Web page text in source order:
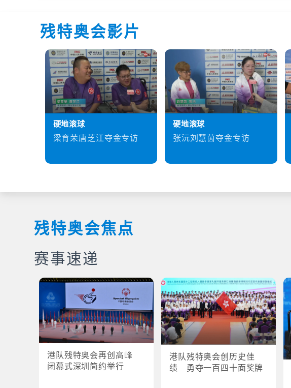
残特奥会影片
硬地滚球
梁育荣唐芝江夺金专访
硬地滚球
张沅刘慧茵夺金专访
残特奥会焦点
赛事速递
港队残特奥会再创高峰
闭幕式深圳简约举行
港队残特奥会创历史佳
绩 勇夺一百四十面奖牌